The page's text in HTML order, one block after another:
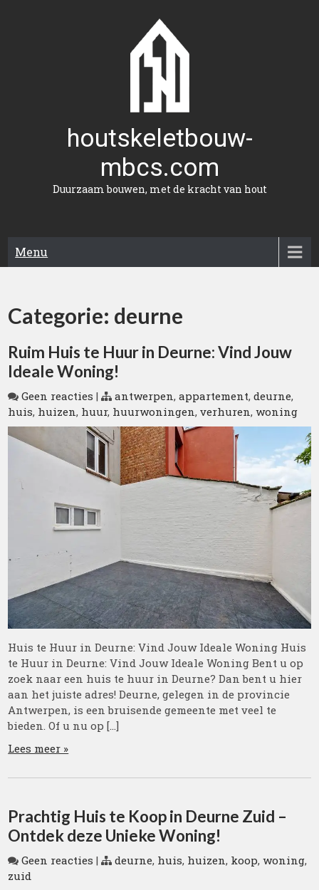
houtskeletbouw-
mbcs.com
Duurzaam bouwen, met de kracht van hout
Menu
Categorie: deurne
Ruim Huis te Huur in Deurne: Vind Jouw
Ideale Woning!
Geen reacties | antwerpen,appartement,deurne,
huis, huizen, huur, huurwoningen,verhuren,woning
Huis te Huur in Deurne: Vind Jouw Ideale Woning Huis
te Huur in Deurne: Vind Jouw Ideale Woning Bent u op
zoek naar een huis te huur in Deurne? Dan bent u hier
aan het juiste adres! Deurne, gelegen in de provincie
Antwerpen, is een bruisende gemeente met veel te
bieden. Of u nu op […]
Lees meer »
Prachtig Huis te Koop in Deurne Zuid –
Ontdek deze Unieke Woning!
Geen reacties | deurne, huis, huizen, koop,woning,
zuid